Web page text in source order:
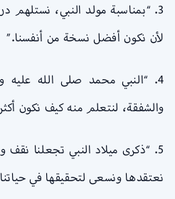
3. “بمناسبة مولد النبي،
لأن نكون أفضل نسخة من أنفسنا.”
4. “النبي محمد صلى الله
والشفقة، لنتعلم منه كيف نكون
5. “ذكرى ميلاد النبي تجعلنا نقف
نعتقدها ونسعى لتحقيقها في